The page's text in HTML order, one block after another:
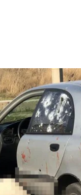
по місту
місто
чоловік. Його
пошкоджень